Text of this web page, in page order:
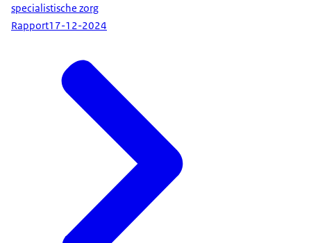
specialistische zorg
Rapport17-12-2024